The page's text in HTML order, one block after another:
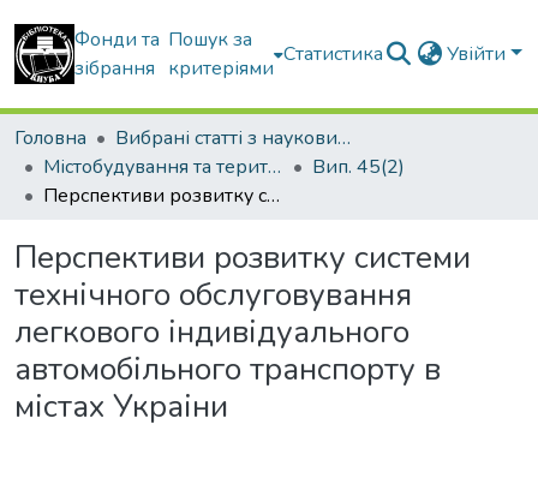
Фонди та
зібрання
Пошук за
критеріями
Статистика Увійти
Головна
Вибрані статті з наукових збірників КНУБА
Містобудування та територіальне планування
Вип. 45(2)
Перспективи розвитку системи технічного обслуговування легкового індивідуального автомобільного транспорту в містах Украіни
Перспективи розвитку системи
технічного обслуговування
легкового індивідуального
автомобільного транспорту в
містах Украіни